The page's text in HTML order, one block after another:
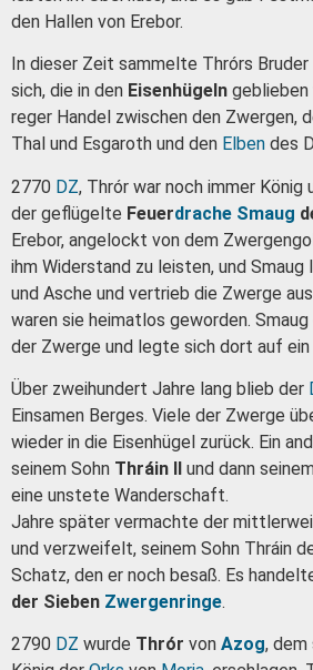
den Hallen von Erebor.
In dieser Zeit sammelte Thrórs Bruder
sich, die in den Eisenhügeln geblieben
reger Handel zwischen den Zwergen,
Thal und Esgaroth und den Elben des
2770 DZ, Thrór war noch immer König
der geflügelte Feuerdrache Smaug
Erebor, angelockt von dem
ihm Widerstand zu leisten, und
und Asche und vertrieb die Zwerge
waren sie heimatlos geworden. Smaug
der Zwerge und legte sich dort auf
Über zweihundert Jahre lang blieb der
Einsamen Berges. Viele der Zwerge
wieder in die Eisenhügel zurück. Ein
seinem Sohn Thráin II und dann
eine unstete Wanderschaft.
Jahre später vermachte der
und verzweifelt, seinem Sohn Thráin
Schatz, den er noch besaß. Es
der Sieben Zwergenringe.
2790 DZ wurde Thrór von Azog,